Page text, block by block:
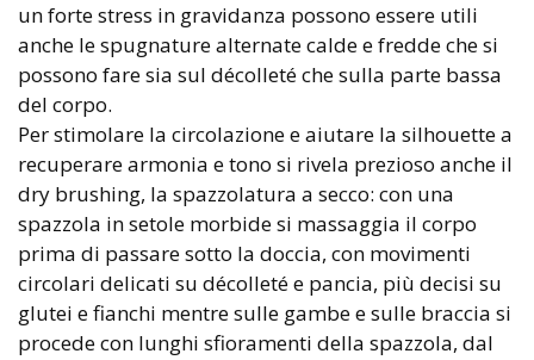
un forte stress in gravidanza possono essere utili
anche le spugnature alternate calde e fredde che si
possono fare sia sul décolleté che sulla parte bassa
del corpo.
Per stimolare la circolazione e aiutare la silhouette a
recuperare armonia e tono si rivela prezioso anche il
dry brushing, la spazzolatura a secco: con una
spazzola in setole morbide si massaggia il corpo
prima di passare sotto la doccia, con movimenti
circolari delicati su décolleté e pancia, più decisi su
glutei e fianchi mentre sulle gambe e sulle braccia si
procede con lunghi sfioramenti della spazzola, dal